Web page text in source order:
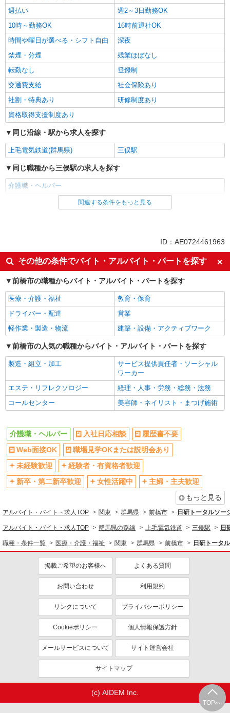
週払い
週2～3日勤務OK
10時～勤務OK
16時前退社OK
時間や曜日が選べる・シフト自由
深夜
禁煙・分煙
残業ほぼなし
転勤なし
登録制
交通費支給
社会保険あり
社割・特典あり
研修制度あり
資格取得支援制度あり
同じ沿線・駅から求人を探す
上毛電気鉄道(群馬県) 三俣駅
同じ職種から三俣駅の求人を探す
介護職・ヘルパー
同じ雇用形態から三俣駅の求人を探す
同じ特徴から三俣駅の求人を探す
入社日応相談
履歴書不要
Web面接OK
職場見学OKまたは説明会あり
未経験歓迎
経験者・有資格者歓迎
新卒・第二新卒歓迎
女性活躍中
主婦・主夫歓迎
フリーター歓迎
学歴不問
ブランクOK
ミドル（40代～）活躍中
エルダー（50代～）活躍中
昇給あり
週払い
週2～3日勤務OK
10時～勤務OK
16時前退社OK
禁煙・分煙
残業ほぼなし
転勤なし
登録制
交通費支給
社会保険あり
社割・特典あり
研修制度あり
同じ職種から求人を探す
医療・介護・福祉
介護職・ヘルパー
同じ特徴から求人を探す
ミドル（40代～）活躍中
週2～3日勤務OK
深夜
社会保険あり
関連する条件をもっと見る
ID：AE0724461963
その他の条件でバイト・アルバイト・パートを探す
前橋市の職種からバイト・アルバイト・パートを探す
医療・介護・福祉
教育・保育
ドライバー・配達
営業
軽作業・製造・物流
建築・設備・アクティブワーク
前橋市の人気の職種からバイト・アルバイト・パートを探す
製造・組立・加工
サービス提供責任者・ソーシャル
ワーカー
エステ・リフレクソロジー
経理・人事・労務・総務・法務
コールセンター
美容師・ネイリスト・まつげ施術
TOPへ
介護職・ヘルパー 入社日応相談
履歴書不要
Web面接OK
職場見学OKまたは説明会あり
未経験歓迎
経験者・有資格者歓迎
新卒・第二新卒歓迎
女性活躍中
主婦・主夫歓迎
もっと見る
アルバイト・バイト・求人TOP 関東 群馬県 前橋市 日研トータルソ
アルバイト・バイト・求人TOP 群馬県の路線 上毛電気鉄道 三俣駅 日
職種・条件一覧 医療・介護・福祉 関東 群馬県 前橋市 日研トータ
掲載ご希望のお客様へ よくある質問
お問い合わせ 利用規約
リンクについて プライバシーポリシー
Cookieポリシー 個人情報保護方針
メールサービスについて サイト運営会社
サイトマップ
(c) AIDEM Inc.